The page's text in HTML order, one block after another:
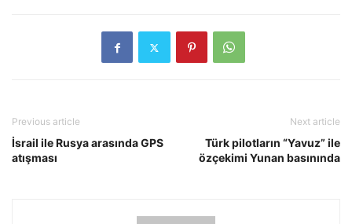
Previous article
İsrail ile Rusya arasında GPS
atışması
Next article
Türk pilotların “Yavuz” ile
özçekimi Yunan basınında